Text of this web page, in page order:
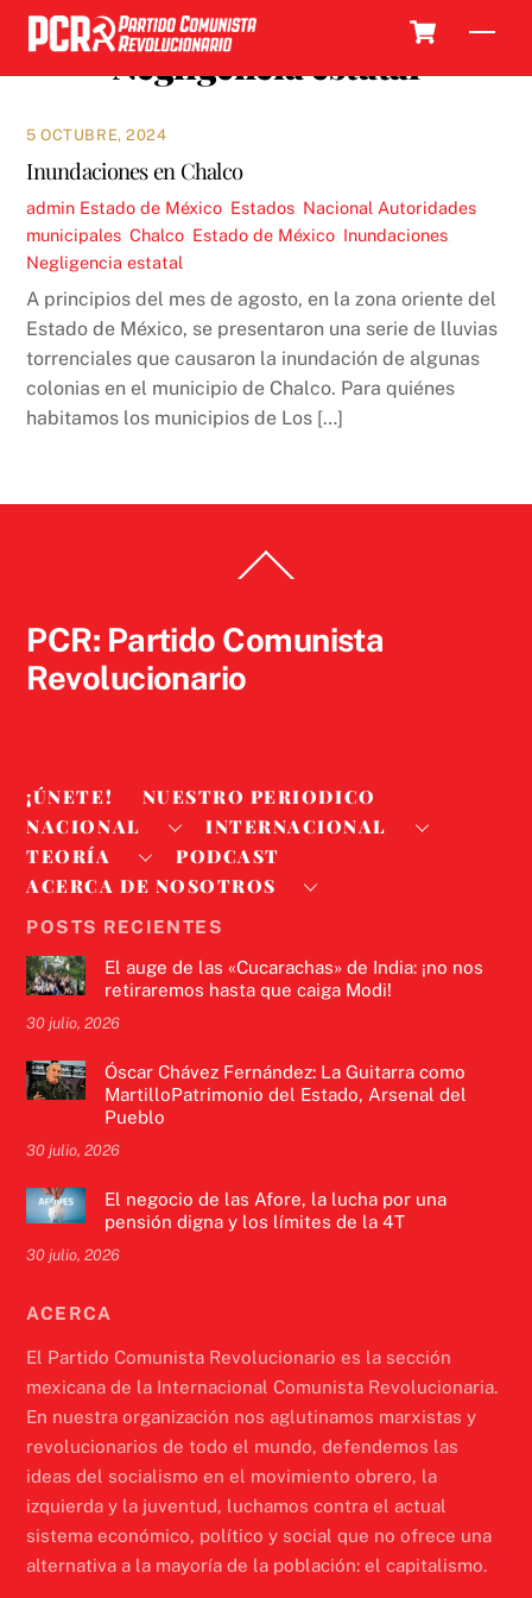
Skip
content
Negligencia estatal
5 OCTUBRE, 2024
Inundaciones en Chalco
admin Estado de México Estados Nacional Autoridades
municipales ,Chalco Estado de México Inundaciones
Negligencia estatal
A principios del mes de agosto, en la zona oriente del
Estado de México, se presentaron una serie de lluvias
torrenciales que causaron la inundación de algunas
colonias en el municipio de Chalco. Para quiénes
habitamos los municipios de Los […]
To
PCR: Partido Comunista
Revolucionario
¡ÚNETE!
NUESTRO PERIODICO
NACIONAL
INTERNACIONAL
TEORÍA
PODCAST
ACERCA DE NOSOTROS
POSTS RECIENTES
El auge de las «Cucarachas» de India: ¡no nos
retiraremos hasta que caiga Modi!
30 julio, 2026
Óscar Chávez Fernández: La Guitarra como
MartilloPatrimonio del Estado, Arsenal del
Pueblo
30 julio, 2026
El negocio de las Afore, la lucha por una
pensión digna y los límites de la 4T
30 julio, 2026
ACERCA
El Partido Comunista Revolucionario es la sección
mexicana de la Internacional Comunista Revolucionaria.
En nuestra organización nos aglutinamos marxistas y
revolucionarios de todo el mundo, defendemos las
ideas del socialismo en el movimiento obrero, la
izquierda y la juventud, luchamos contra el actual
sistema económico, político y social que no ofrece una
alternativa a la mayoría de la población: el capitalismo.